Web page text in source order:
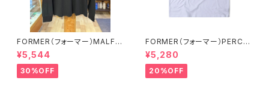
FORMER（フォーマー）MALFU
NCTION LS T-SHIRT BLKカ
ラー Mサイズ
¥5,544
30%OFF
FORMER（フォーマー）PERCE
PTION T-SHIRT // WHITEカ
ラー
¥5,280
20%OFF